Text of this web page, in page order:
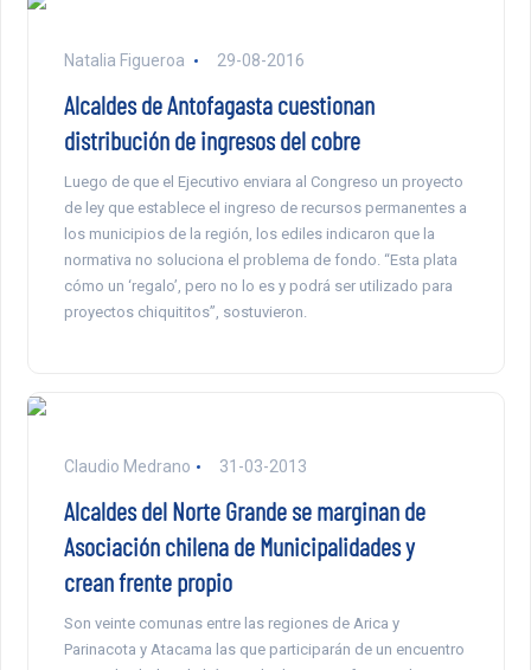
Natalia Figueroa 29-08-2016
Alcaldes de Antofagasta cuestionan
distribución de ingresos del cobre
Luego de que el Ejecutivo enviara al Congreso un proyecto
de ley que establece el ingreso de recursos permanentes a
los municipios de la región, los ediles indicaron que la
normativa no soluciona el problema de fondo. “Esta plata
cómo un ‘regalo’, pero no lo es y podrá ser utilizado para
proyectos chiquititos”, sostuvieron.
Claudio Medrano 31-03-2013
Alcaldes del Norte Grande se marginan de
Asociación chilena de Municipalidades y
crean frente propio
Son veinte comunas entre las regiones de Arica y
Parinacota y Atacama las que participarán de un encuentro